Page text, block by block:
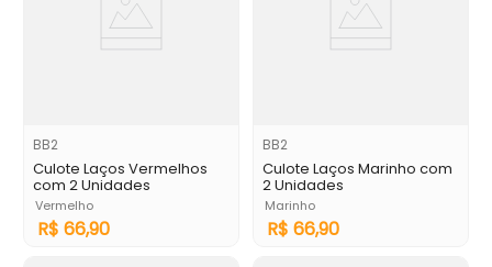
BB2
Culote Laços Vermelhos
com 2 Unidades
Vermelho
R$ 66,90
BB2
Culote Laços Marinho com
2 Unidades
Marinho
R$ 66,90